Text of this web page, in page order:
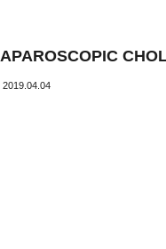
2019.04.04